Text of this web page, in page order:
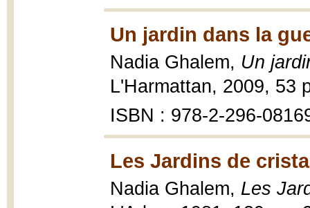
Un jardin dans la
Nadia Ghalem, Un
L'Harmattan, 2009, 53
ISBN : 978-2-296-
Les Jardins de
Nadia Ghalem, Les